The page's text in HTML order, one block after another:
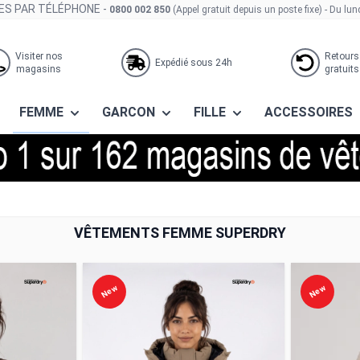
PAR TÉLÉPHONE - 0800 002 850 (Appel gratuit depuis un poste fixe) - Du
Visiter nos
magasins
Expédié sous 24h
Retours
gratuits
FEMME GARCON FILLE ACCESSOIRES
VÊTEMENTS FEMME SUPERDRY
New New